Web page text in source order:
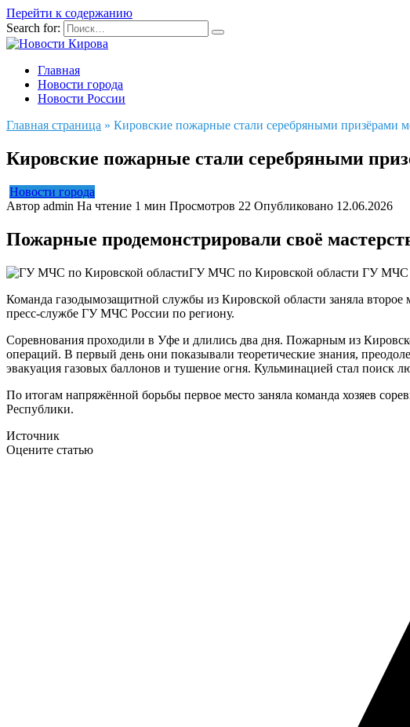
Перейти к содержанию
Search for:
Главная
Новости города
Новости России
Главная страница » Кировские пожарные стали серебряными призёрами
Кировские пожарные стали серебряными
Новости города
Автор admin На чтение 1 мин Просмотров 22 Опубликовано 12.06.2026
Пожарные продемонстрировали своё
ГУ МЧС по Кировской области ГУ МЧС
Команда газодымозащитной службы из Кировской области заняла
пресс-службе ГУ МЧС России по региону.
Соревнования проходили в Уфе и длились два дня. Пожарным из
операций. В первый день они показывали теоретические знания,
эвакуация газовых баллонов и тушение огня. Кульминацией стал поиск
По итогам напряжённой борьбы первое место заняла команда хозяев
Республики.
Источник
Оцените статью